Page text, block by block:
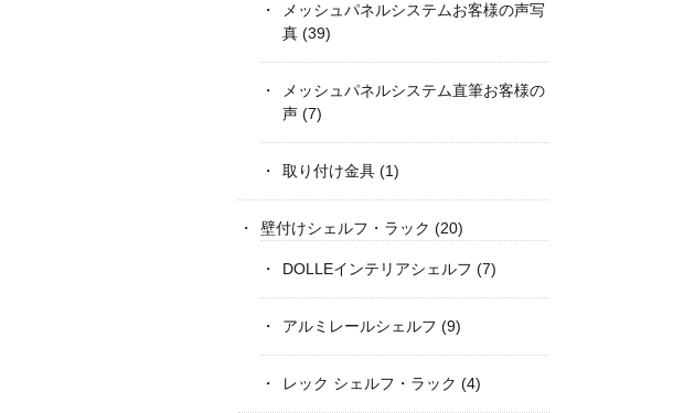
メッシュパネルシステムお客様の声写
真(39)
メッシュパネルシステム直筆お客様の
声(7)
取り付け金具(1)
壁付けシェルフ・ラック (20)
DOLLEインテリアシェルフ (7)
アルミレールシェルフ (9)
レック シェルフ・ラック (4)